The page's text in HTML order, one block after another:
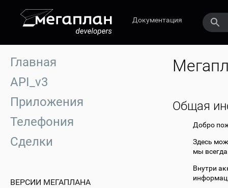
Документация
Главная
API_v3
Приложения
Телефония
Сделки
ВЕРСИИ МЕГАПЛАНА
Общая
Добро
Здесь
мы
Внутри